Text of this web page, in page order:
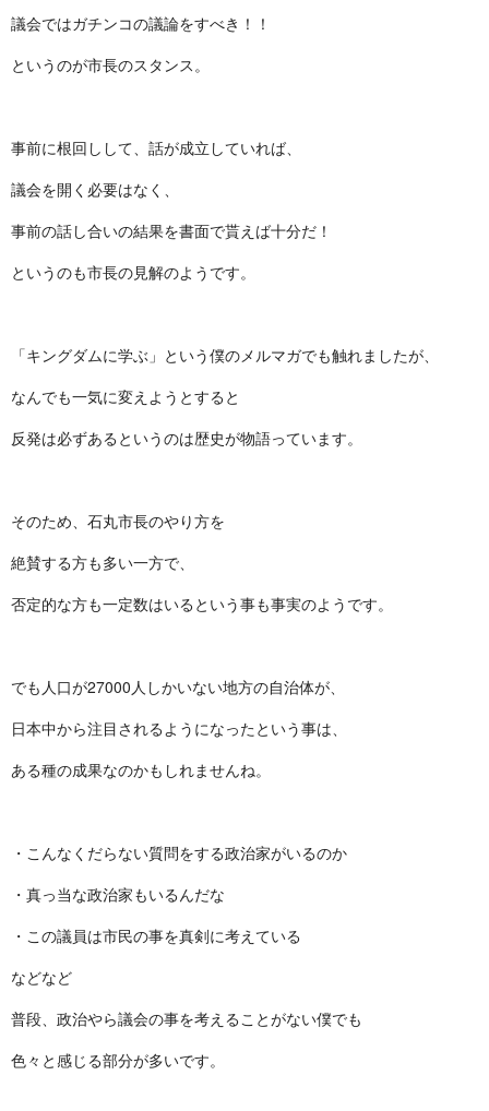
議会ではガチンコの議論をすべき！！
というのが市長のスタンス。
事前に根回しして、話が成立していれば、
議会を開く必要はなく、
事前の話し合いの結果を書面で貰えば十分だ！
というのも市長の見解のようです。
「キングダムに学ぶ」という僕のメルマガでも触れましたが、
なんでも一気に変えようとすると
反発は必ずあるというのは歴史が物語っています。
そのため、石丸市長のやり方を
絶賛する方も多い一方で、
否定的な方も一定数はいるという事も事実のようです。
でも人口が27000人しかいない地方の自治体が、
日本中から注目されるようになったという事は、
ある種の成果なのかもしれませんね。
・こんなくだらない質問をする政治家がいるのか
・真っ当な政治家もいるんだな
・この議員は市民の事を真剣に考えている
などなど
普段、政治やら議会の事を考えることがない僕でも
色々と感じる部分が多いです。